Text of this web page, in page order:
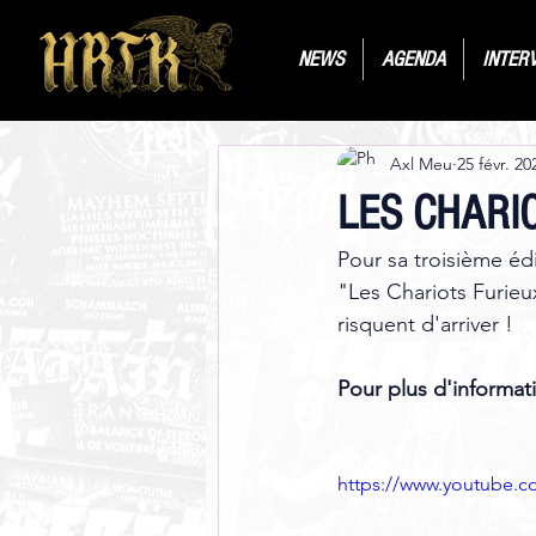
NEWS AGENDA
LES
Axl Meu 25 févr.
Pour sa troisième
"Les Chariots
risquent d'arriver !
Pour plus
https://